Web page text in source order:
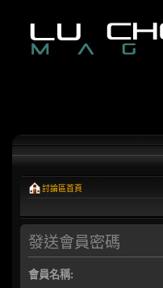
討論區首頁
發送會員密碼
會員名稱: